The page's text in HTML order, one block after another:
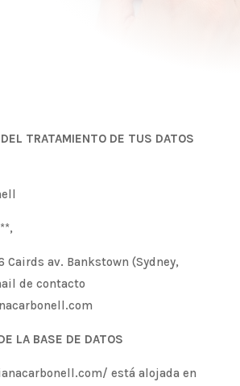
TRATAMIENTO DE TUS DATOS
Cairds av. Bankstown (Sydney,
de contacto
LA BASE DE DATOS
está alojada en